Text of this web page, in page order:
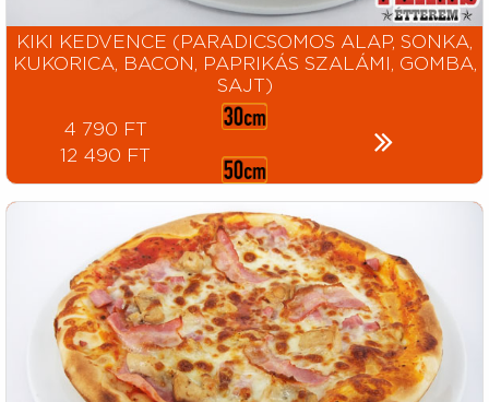
KIKI KEDVENCE (PARADICSOMOS ALAP, SONKA,
KUKORICA, BACON, PAPRIKÁS SZALÁMI, GOMBA,
SAJT)
4 790 FT
12 490 FT